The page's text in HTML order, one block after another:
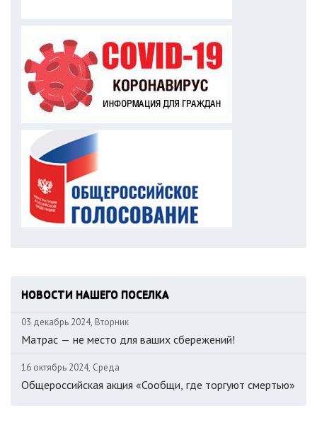
НОВОСТИ НАШЕГО ПОСЕЛКА
03 декабрь 2024, Вторник
Матрас — не место для ваших сбережений!
16 октябрь 2024, Среда
Общероссийская акция «Сообщи, где торгуют смертью»